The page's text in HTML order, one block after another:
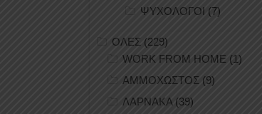
ΨΥΧΟΛΟΓΟΙ (7)
ΟΛΕΣ (229)
WORK FROM HOME (1)
ΑΜΜΟΧΩΣΤΟΣ (9)
ΛΑΡΝΑΚΑ (39)